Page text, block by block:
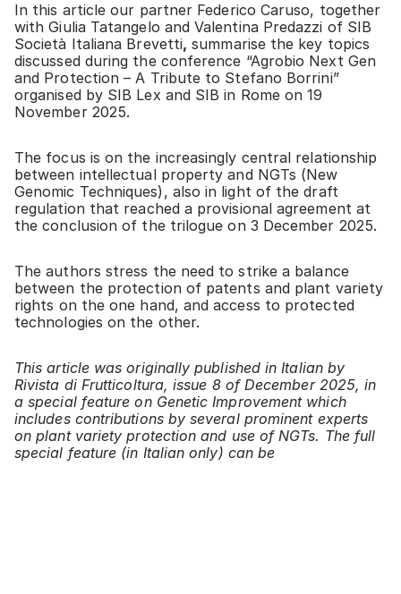
In this article our partner Federico Caruso, together
with Giulia Tatangelo and Valentina Predazzi of SIB
Società Italiana Brevetti, summarise the key topics
discussed during the conference “Agrobio Next Gen
and Protection – A Tribute to Stefano Borrini”
organised by SIB Lex and SIB in Rome on 19
November 2025.
The focus is on the increasingly central relationship
between intellectual property and NGTs (New
Genomic Techniques), also in light of the draft
regulation that reached a provisional agreement at
the conclusion of the trilogue on 3 December 2025.
The authors stress the need to strike a balance
between the protection of patents and plant variety
rights on the one hand, and access to protected
technologies on the other.
This article was originally published in Italian by
Rivista di Frutticoltura, issue 8 of December 2025, in
a special feature on Genetic Improvement which
includes contributions by several prominent experts
on plant variety protection and use of NGTs. The full
special feature (in Italian only) can be